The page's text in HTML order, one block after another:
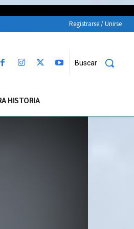
Registrarse / Unirse
Buscar
HISTORIA